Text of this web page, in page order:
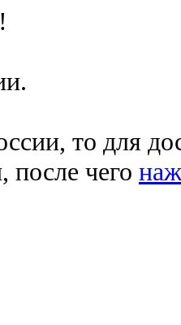
то для
после чего